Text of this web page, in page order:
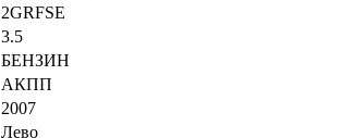
2GRFSE
3.5
БЕНЗИН
АКПП
2007
Лево